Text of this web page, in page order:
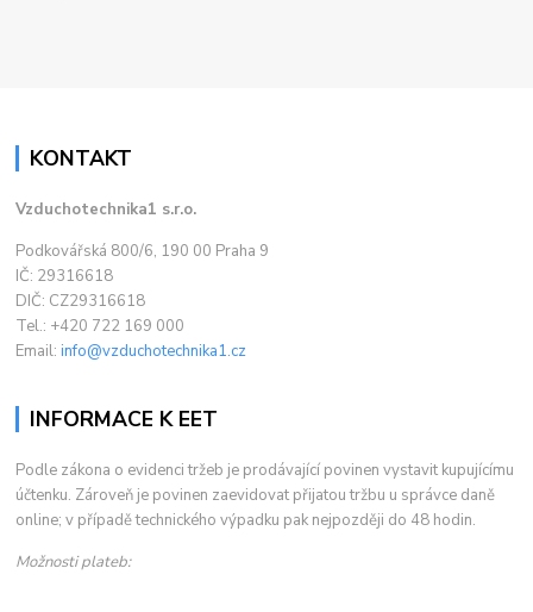
KONTAKT
Vzduchotechnika1 s.r.o.
Podkovářská 800/6, 190 00 Praha 9
IČ: 29316618
DIČ: CZ29316618
Tel.: +420 722 169 000
Email:info@vzduchotechnika1.cz
INFORMACE K EET
Podle zákona o evidenci tržeb je prodávající povinen vystavit kupujícímu
účtenku. Zároveň je povinen zaevidovat přijatou tržbu u správce daně
online; v případě technického výpadku pak nejpozději do 48 hodin.
Možnosti plateb: